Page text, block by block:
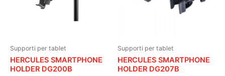
Supporti per tablet
HERCULES SMARTPHONE
HOLDER DG200B
Supporti per tablet
HERCULES SMARTPHONE
HOLDER DG207B